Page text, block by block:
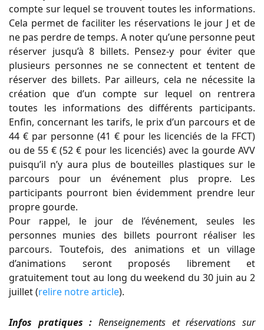
compte sur lequel se trouvent toutes les informations.
Cela permet de faciliter les réservations le jour J et de
ne pas perdre de temps. A noter qu’une personne peut
réserver jusqu’à 8 billets. Pensez-y pour éviter que
plusieurs personnes ne se connectent et tentent de
réserver des billets. Par ailleurs, cela ne nécessite la
création que d’un compte sur lequel on rentrera
toutes les informations des différents participants.
Enfin, concernant les tarifs, le prix d’un parcours et de
44 € par personne (41 € pour les licenciés de la FFCT)
ou de 55 € (52 € pour les licenciés) avec la gourde AVV
puisqu’il n’y aura plus de bouteilles plastiques sur le
parcours pour un événement plus propre. Les
participants pourront bien évidemment prendre leur
propre gourde.
Pour rappel, le jour de l’événement, seules les
personnes munies des billets pourront réaliser les
parcours. Toutefois, des animations et un village
d’animations seront proposés librement et
gratuitement tout au long du weekend du 30 juin au 2
juillet (relire notre article).
Infos pratiques : Renseignements et réservations sur